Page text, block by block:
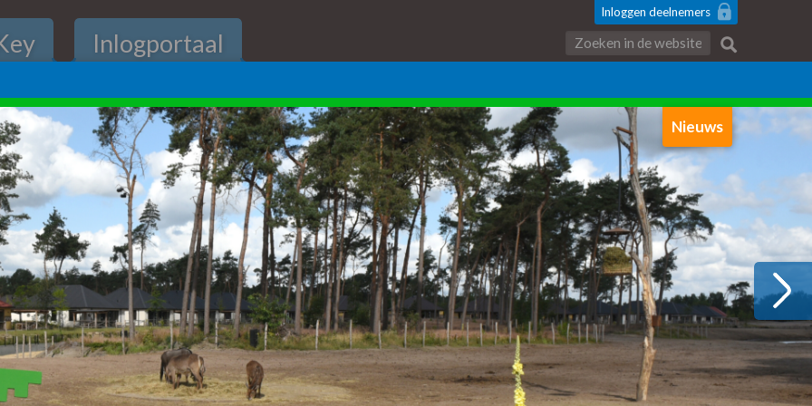
Zoeken:
Inloggen deelnemers
Inlogportaal
Nieuws